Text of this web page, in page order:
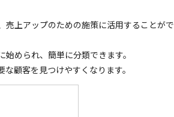
上アップのための施策に活用することがで
められ、簡単に分類できます。
顧客を見つけやすくなります。